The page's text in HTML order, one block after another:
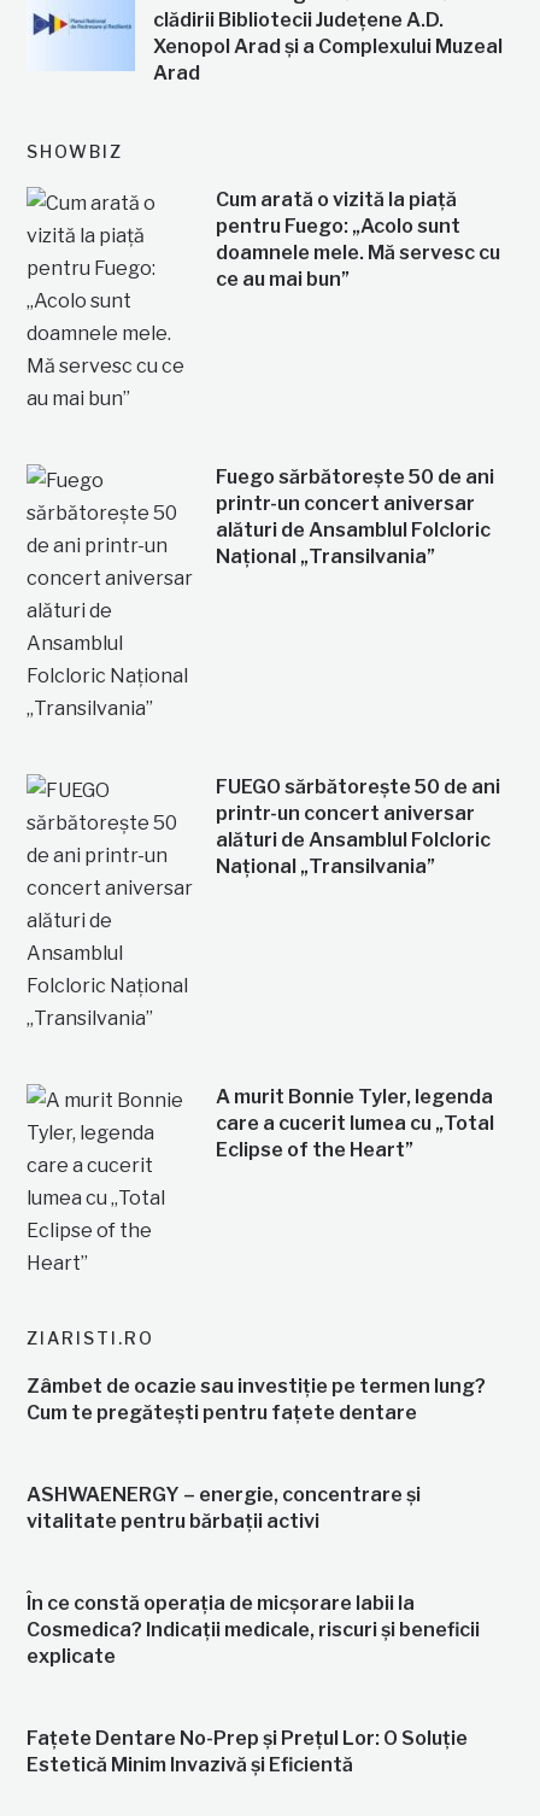
clădirii Bibliotecii Județene A.D.
Xenopol Arad și a Complexului Muzeal
Arad
SHOWBIZ
Cum arată o vizită la piață
pentru Fuego: „Acolo sunt
doamnele mele. Mă servesc cu
ce au mai bun”
Fuego sărbătorește 50 de ani
printr-un concert aniversar
alături de Ansamblul Folcloric
Național „Transilvania”
FUEGO sărbătorește 50 de ani
printr-un concert aniversar
alături de Ansamblul Folcloric
Național „Transilvania”
A murit Bonnie Tyler, legenda
care a cucerit lumea cu „Total
Eclipse of the Heart”
ZIARISTI.RO
Zâmbet de ocazie sau investiție pe termen lung?
Cum te pregătești pentru fațete dentare
ASHWAENERGY – energie, concentrare și
vitalitate pentru bărbații activi
În ce constă operația de micșorare labii la
Cosmedica? Indicații medicale, riscuri și beneficii
explicate
Fațete Dentare No-Prep și Prețul Lor: O Soluție
Estetică Minim Invazivă și Eficientă